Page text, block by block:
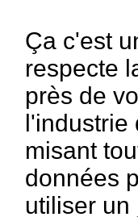
Ça c'est
respecte
près de
l'industrie
misant
données
utiliser